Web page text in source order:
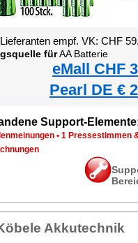
empf. VK: CHF
fürAA Batterie
eMall CHF
Pearl DE €
Support-
• 1 Pressestimmen
Akkutechnik